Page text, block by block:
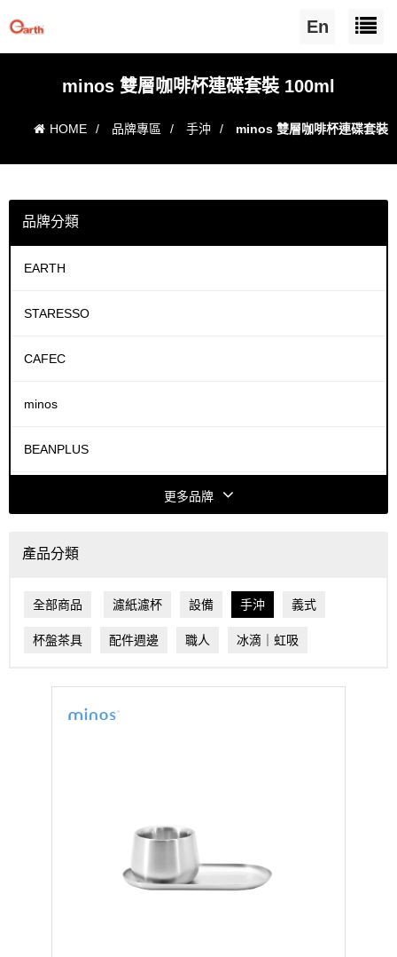
En
minos 雙層咖啡杯連碟套裝 100ml
HOME / 品牌專區 / 手沖 /
minos 雙層咖啡杯連碟套裝
品牌分類
EARTH
STARESSO
CAFEC
minos
BEANPLUS
Dalla Corte
更多品牌
產品分類
全部商品 濾紙濾杯 設備 手沖 義式
杯盤茶具 配件週邊 職人 冰滴｜虹吸